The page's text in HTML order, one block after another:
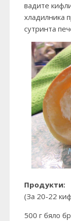
вадите
хладилника
сутринта
Продукти:
(За 20-22
500 г бяло